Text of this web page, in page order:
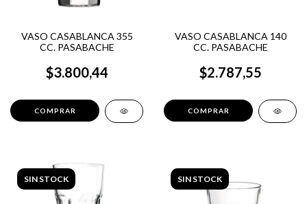
VASO CASABLANCA 355
CC. PASABACHE
$3.800,44
VASO CASABLANCA 140
CC. PASABACHE
$2.787,55
SIN STOCK SIN STOCK